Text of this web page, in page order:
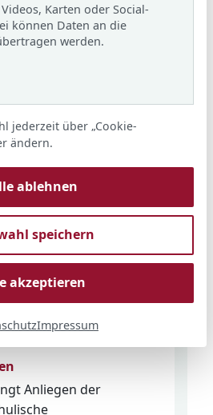
Carina Maxeiner und Chris
Interessen der
Schule und ist
rund um
und
da?
Anliegen der
Karten oder Social-
können Daten an die
werden.
jederzeit über „Cookie-
ändern.
ablehnen
speichern
akzeptieren
Impressum